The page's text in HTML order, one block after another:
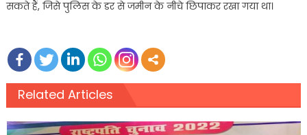
सकते हैं, जिसे पुलिस के डर से जमीन के नीचे छिपाकर रखा गया था।
Related Articles